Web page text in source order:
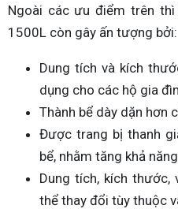
Ngoài các ưu điểm trên
1500L còn gây ấn tượng bởi:
Dung tích và kích
dụng cho các hộ gia
Thành bể dày dặn hơn
Được trang bị thanh
bể, nhằm tăng khả
Dung tích, kích
thể thay đổi tùy thuộc